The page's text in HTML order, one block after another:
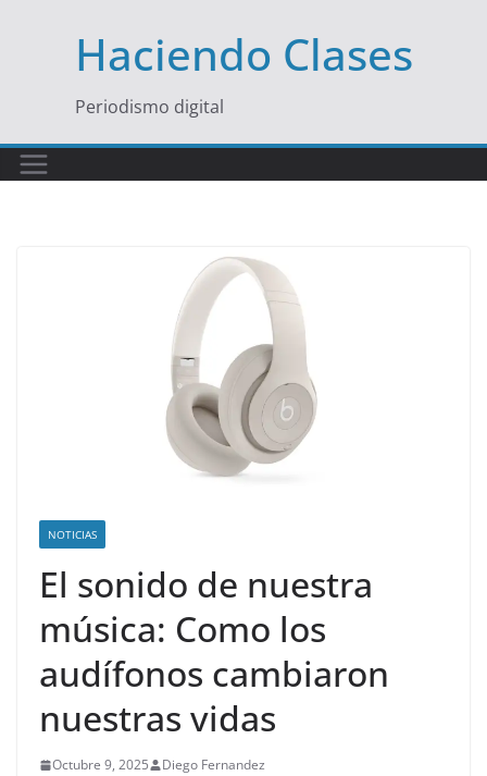
contenidoHaciendo Clases
Periodismo digital
NOTICIAS
El sonido de nuestra
música: Como los
audífonos cambiaron
nuestras vidas
Octubre 9, 2025
Diego Fernandez